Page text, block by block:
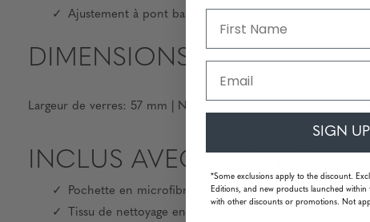
Ajustement à pont bas compatible
DIMENSIONS :
Largeur de verres: 57 mm | Nez: 16 mm | Largeur du cadre:
INCLUS AVEC L'ACHAT :
Pochette en microfibre
Tissu de nettoyage en microfibre
SIGN
*Some exclusions apply to the discount.
Editions, and new products launched
with other discounts or promotions. Not